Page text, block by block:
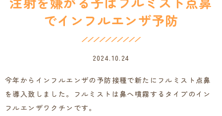
フ
｜
文
京
区
でインフルエンザ予防
2024.10.24
今年からインフルエンザの予防接種で新たにフルミスト点鼻
を導入致しました。フルミストは鼻へ噴霧するタイプのイン
フルエンザワクチンです。